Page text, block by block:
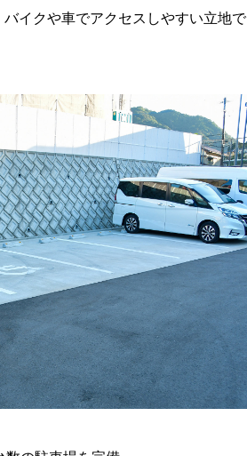
イクや車でアクセスしやすい立地で